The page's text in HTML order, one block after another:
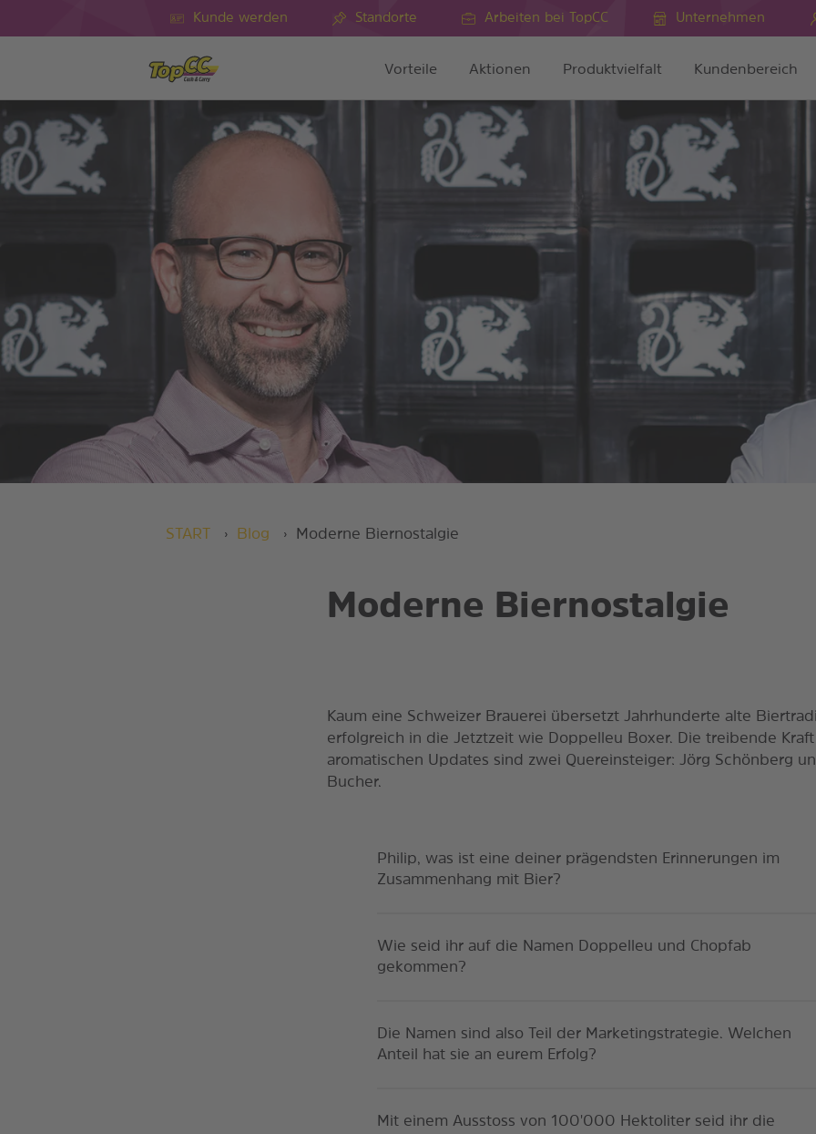
Kunde werden Standorte Arbeiten bei TopCC Unternehmen
Vorteile Aktionen Produktvielfalt Kundenbereich
START Blog Moderne Biernostalgie
Moderne Biernostalgie
Kaum eine Schweizer Brauerei übersetzt Jahrhunderte alte
erfolgreich in die Jetztzeit wie Doppelleu Boxer. Die treibende
aromatischen Updates sind zwei Quereinsteiger: Jörg Schönberg
Bucher.
Philip, was ist eine deiner prägendsten Erinnerungen im
Zusammenhang mit Bier?
Wie seid ihr auf die Namen Doppelleu und Chopfab
gekommen?
Die Namen sind also Teil der Marketingstrategie. Welchen
Anteil hat sie an eurem Erfolg?
Mit einem Ausstoss von 100'000 Hektoliter seid ihr die